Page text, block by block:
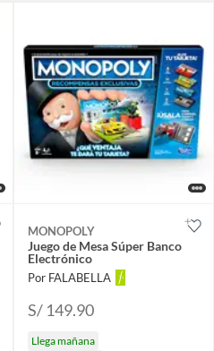
MONOPOLY
Juego de Mesa Súper Banco
Electrónico
Por FALABELLA
S/ 149.90
Llega mañana